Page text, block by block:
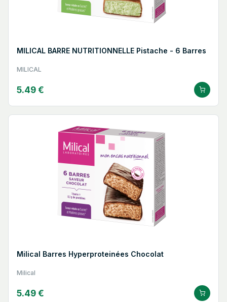
MILICAL BARRE NUTRITIONNELLE Pistache - 6 Barres
MILICAL
5.49 €
Milical Barres Hyperproteinées Chocolat
Milical
5.49 €